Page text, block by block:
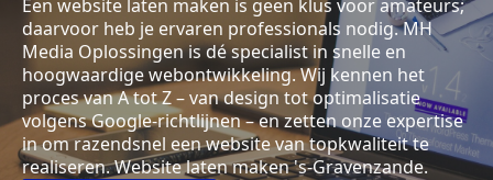
Een website laten maken is geen klus voor amateurs;
daarvoor heb je ervaren professionals nodig. MH
Media Oplossingen is dé specialist in snelle en
hoogwaardige webontwikkeling. Wij kennen het
proces van A tot Z – van design tot optimalisatie
volgens Google-richtlijnen – en zetten onze expertise
in om razendsnel een website van topkwaliteit te
realiseren. Website laten maken 's-Gravenzande.